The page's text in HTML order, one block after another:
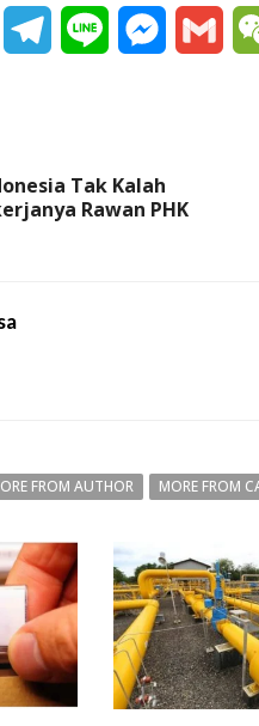
Email Telegram
Line
Tak Kalah
Rawan PHK
FROM AUTHOR MORE FROM